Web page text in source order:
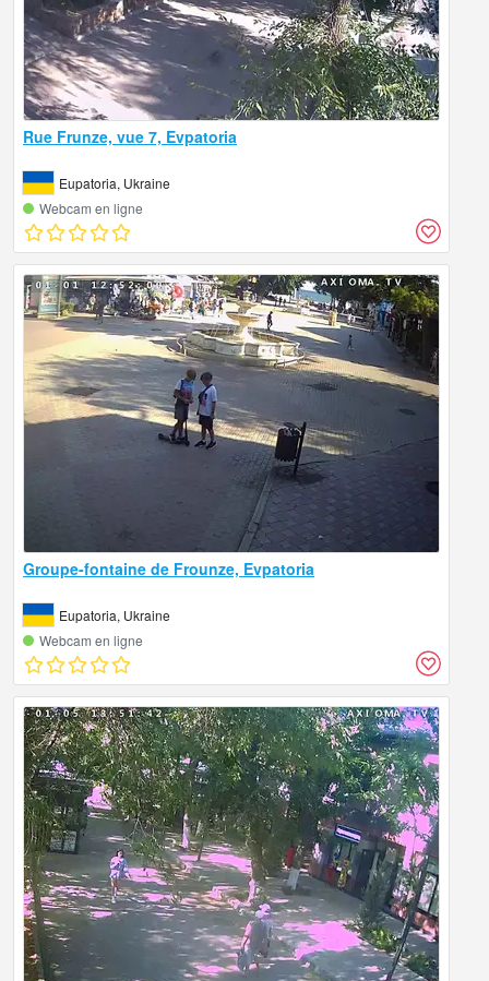
Rue Frunze, vue 7, Evpatoria
Eupatoria, Ukraine
Webcam en ligne
Groupe-fontaine de Frounze, Evpatoria
Eupatoria, Ukraine
Webcam en ligne